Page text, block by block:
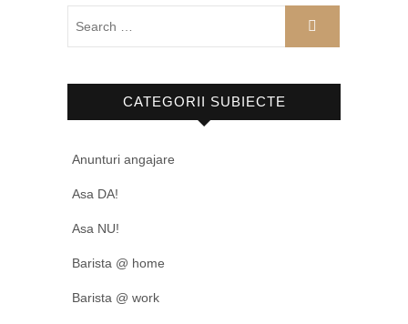
CATEGORII SUBIECTE
Anunturi angajare
Asa DA!
Asa NU!
Barista @ home
Barista @ work